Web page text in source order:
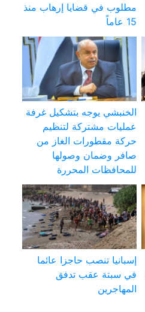
مطلوب في قضايا إرهاب منذ
15 عاماً
الخنبشي يوجه بتشكيل غرفة
عمليات مشتركة لتنظيم
حركة مقطورات الغاز من
صافر وضمان وصولها
للمحافظات المحررة
إسبانيا تنصب حاجزا عائما
في سبتة عقب تدفق
المهاجرين